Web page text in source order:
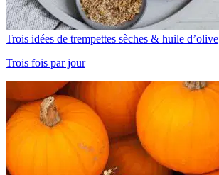
Trois idées de trempettes sèches & huile d’olive
Trois fois par jour